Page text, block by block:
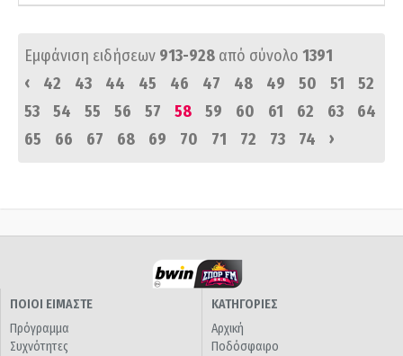
Εμφάνιση ειδήσεων 913-928 από σύνολο 1391
‹
42 43 44 45 46 47 48 49 50 51
52
53
54 55 56 57 58 59 60 61 62 63
64
65
66 67 68 69 70 71 72 73 74 ›
ΠΟΙΟΙ ΕΙΜΑΣΤΕ
Πρόγραμμα
Συχνότητες
ΚΑΤΗΓΟΡΙΕΣ
Αρχική
Ποδόσφαιρο